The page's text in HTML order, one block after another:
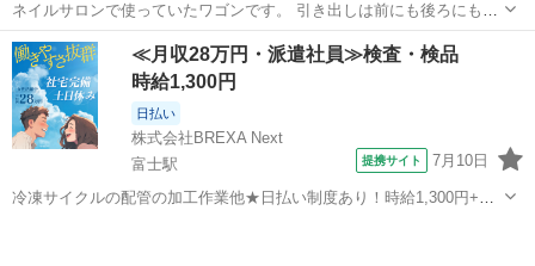
ネイルサロンで使っていたワゴンです。 引き出しは前にも後ろにも引
き出せて便利です。 ※ネジ錆あり 割と綺麗です。 さっと掃除しまし
たが、 あとはエタノールかワイプで拭けば取れる汚れだと思います。
ご入用の方いかがですか...
静岡 富士市 富士駅 その他 ネイルワゴン
≪月収28万円・派遣社員≫検査・検品
時給1,300円
日払い
株式会社BREXA Next
富士駅
提携サイト 7月10日
冷凍サイクルの配管の加工作業他★日払い制度あり！時給1,300円+交